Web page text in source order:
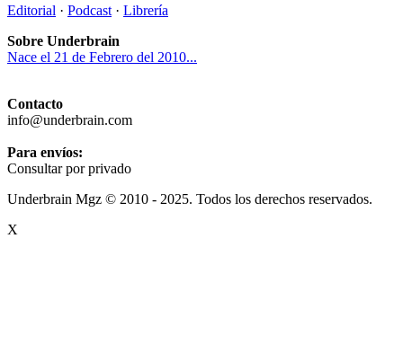
Editorial · Podcast · Librería
Sobre Underbrain
Nace el 21 de Febrero del 2010...
Contacto
info@underbrain.com
Para envíos:
Consultar por privado
Underbrain Mgz © 2010 - 2025. Todos los derechos reservados.
X